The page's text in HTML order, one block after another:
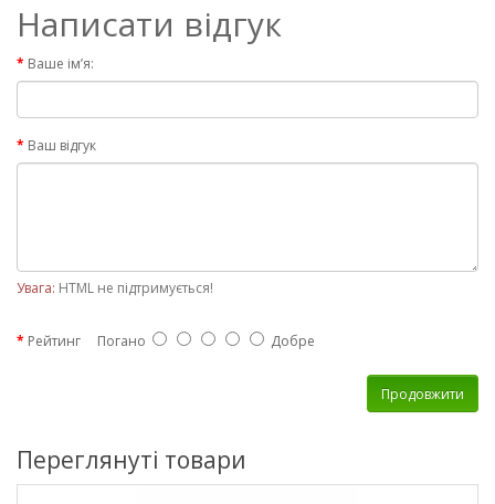
Написати відгук
Ваше ім’я:
Ваш відгук
Увага: HTML не підтримується!
Рейтинг Погано Добре
Продовжити
Переглянуті товари